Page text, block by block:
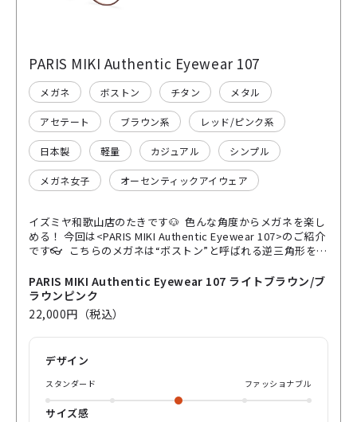
PARIS MIKI Authentic Eyewear 107
メガネ ボストン チタン メタル
アセテート ブラウン系 レッド/ピンク系
日本製 軽量 カジュアル シンプル
メガネ女子 オーセンティックアイウェア
イズミヤ和歌山店のたきです🐶 色んな角度からメガネを楽し
める！ 今回は<PARIS MIKI Authentic Eyewear 107>のご紹介
です👓 こちらのメガネは“ボストン”と呼ばれる逆三角形を丸
みがある分、優しい雰囲気になれます (私が普段から愛用して
いるメガネもボストンです！) 今回はそんなザ定番のメガネ
かと思いきや… ちょっとここ注目してください‼️ 正面から見
るとブラウンなんですが 横から、後ろから、色んな角度から
見ると内側はピンクなんです💕 見る角度によって印象が変わ
も当たりの良い専用のものを使用しています🙆‍♀️ いつもとちょ
っと🤏一味違うメガネ、ぜひ店頭にてお試しください！
PARIS MIKI Authentic Eyewear 107 ライトブラウン/ブ
ラウンピンク
22,000円（税込）
デザイン
スタンダード ファッショナブル
サイズ感